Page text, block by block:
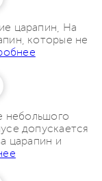
царапин, На
которые не
небольшого
допускается
царапин и